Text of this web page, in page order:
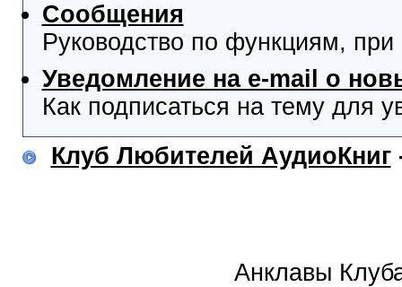
Сообщения
Руководство по функциям,
Уведомление на e-mail о
Как подписаться на тему для
Клуб Любителей АудиоКниг
Анклавы